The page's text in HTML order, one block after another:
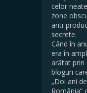
celor
zone
anti-
secrete.
Când în
era în
arătat prin
bloguri
„Doi ani
România”